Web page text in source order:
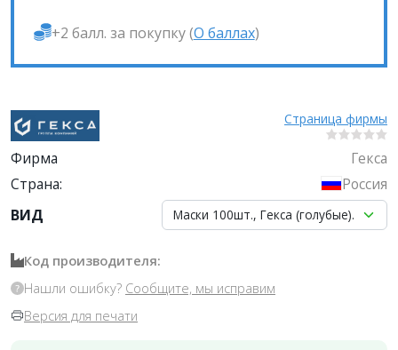
+2 балл. за покупку (О баллах)
Страница фирмы
Фирма
Гекса
Страна:
Россия
ВИД
Маски 100шт., Гекса (голубые).
Код производителя:
Нашли ошибку? Сообщите, мы исправим
Версия для печати